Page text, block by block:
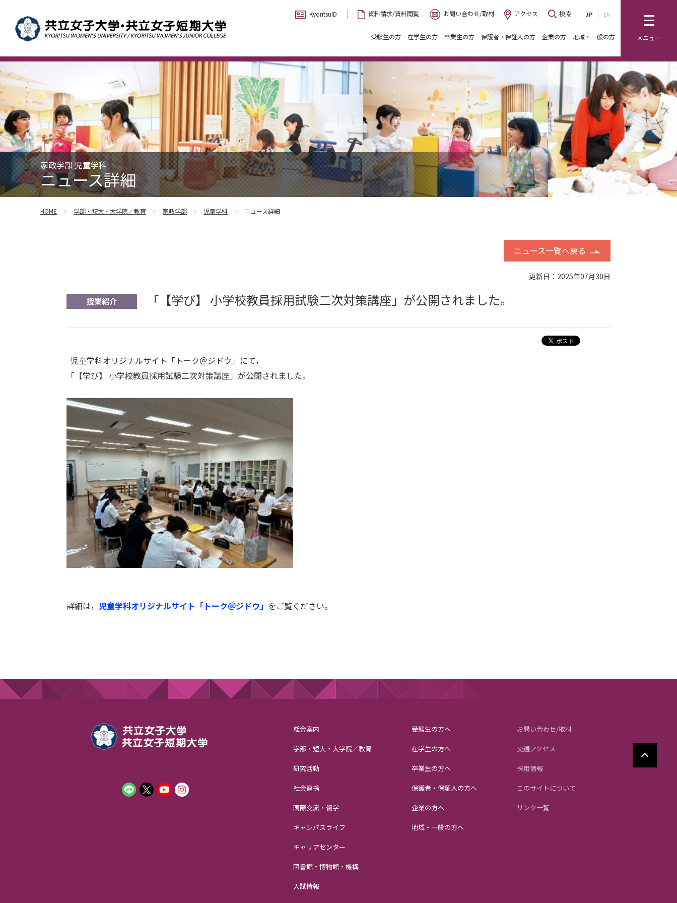
メニュー
検索 JP EN
KyoritsuID 資料請求/資料閲覧 お問い合わせ/取材 アクセス
受験生の方 在学生の方 卒業生の方 保護者・保証人の方 企業の方 地域・一般の方
家政学部 児童学科
ニュース詳細
HOME 学部・短大・大学院／教育 家政学部 児童学科 ニュース詳細
ニュース一覧へ戻る
更新日：2025年07月30日
授業紹介 「【学び】 小学校教員採用試験二次対策講座」が公開されました。
児童学科オリジナルサイト「トーク＠ジドウ」にて，
「【学び】 小学校教員採用試験二次対策講座」が公開されました。
詳細は， 児童学科オリジナルサイト「トーク＠ジドウ」 をご覧ください。
総合案内
学部・短大・大学院／教育
研究活動
社会連携
国際交流・留学
キャンパスライフ
キャリアセンター
図書館・博物館・機構
入試情報
受験生の方へ
在学生の方へ
卒業生の方へ
保護者・保証人の方へ
企業の方へ
地域・一般の方へ
お問い合わせ/取材
交通アクセス
採用情報
このサイトについて
リンク一覧